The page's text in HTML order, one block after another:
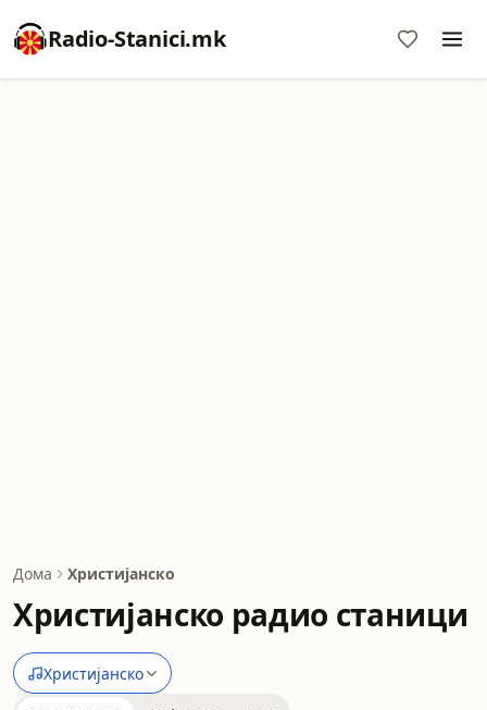
Radio-Stanici.mk
Дома Христијанско
Христијанско радио станици
Христијанско